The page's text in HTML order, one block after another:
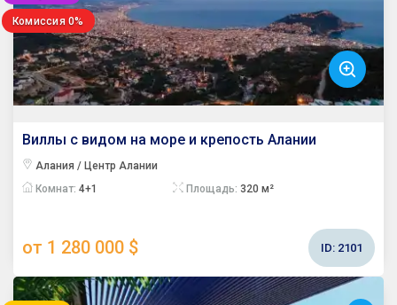
Комиссия 0%
Виллы с видом на море и крепость Алании
Алания / Центр Алании
Комнат: 4+1 Площадь: 320 м²
от 1 280 000 $ ID: 2101